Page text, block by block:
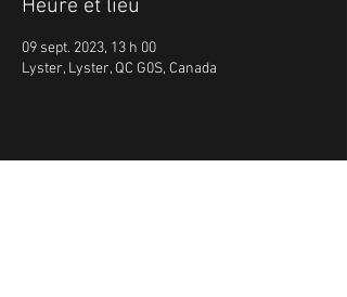
Heure et lieu
09 sept. 2023, 13 h 00
Lyster, Lyster, QC G0S, Canada